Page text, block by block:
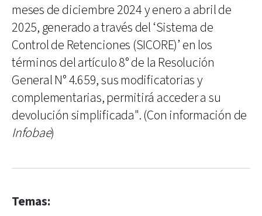
meses de diciembre 2024 y enero a abril de
2025, generado a través del ‘Sistema de
Control de Retenciones (SICORE)’ en los
términos del artículo 8° de la Resolución
General N° 4.659, sus modificatorias y
complementarias, permitirá acceder a su
devolución simplificada". (Con información de
Infobae)
Temas: